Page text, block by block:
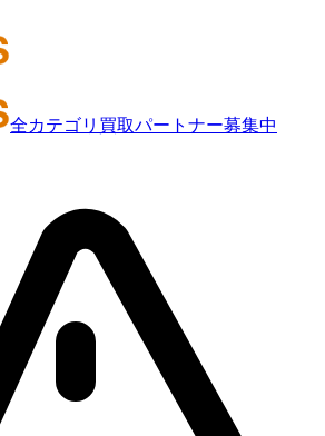
全カテゴリ 買取パートナー募集中